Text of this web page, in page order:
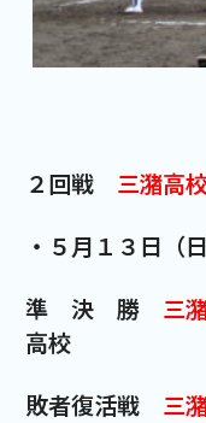
２回戦 三潴高
・５月１３日（日
準 決 勝 三
高校
敗者復活戦 三